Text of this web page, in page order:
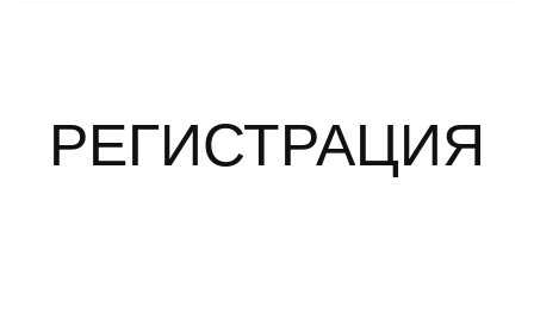
РЕГИСТРАЦИЯ